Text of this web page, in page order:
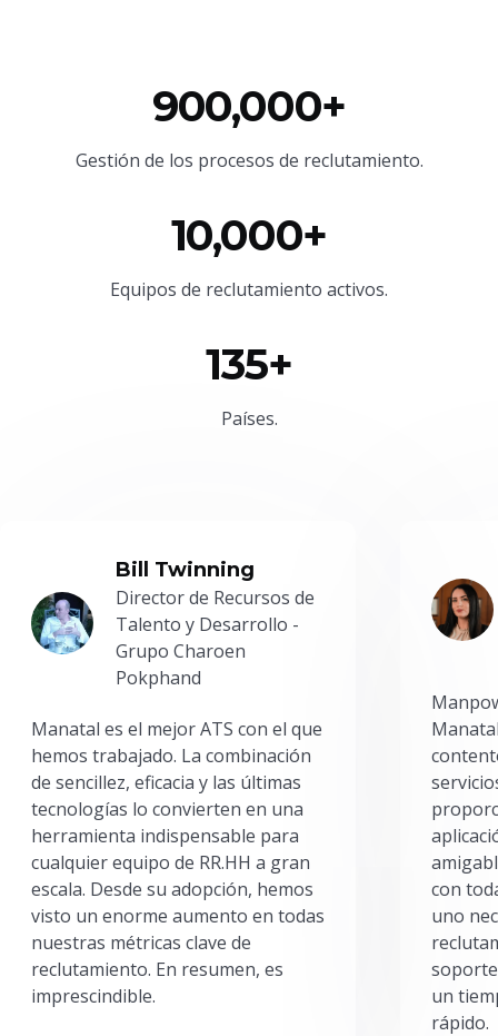
900,000+
Gestión de los procesos de reclutamiento.
10,000+
Equipos de reclutamiento activos.
135+
Países.
Bill Twinning
Director de Recursos de
Talento y Desarrollo -
Grupo Charoen
Pokphand
Manatal es el mejor ATS con el que
hemos trabajado. La combinación
de sencillez, eficacia y las últimas
tecnologías lo convierten en una
herramienta indispensable para
cualquier equipo de RR.HH a gran
escala. Desde su adopción, hemos
visto un enorme aumento en todas
nuestras métricas clave de
reclutamiento. En resumen, es
imprescindible.
con
uno
un
rápido.